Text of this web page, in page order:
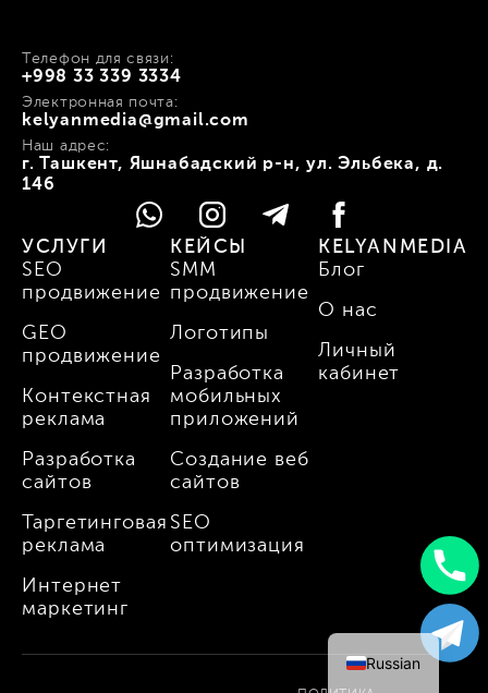
+998 33 339 3334
Телефон для связи:
kelyanmedia@gmail.com
Электронная почта:
г. Ташкент, Яшнабадский р-н, ул. Эльбека, д.
146
Наш адрес:
УСЛУГИ
SEO
продвижение
GEO
продвижение
Контекстная
реклама
Разработка
сайтов
Таргетинговая
реклама
Интернет
маркетинг
КЕЙСЫ
SMM
продвижение
Логотипы
Разработка
мобильных
приложений
Создание веб
сайтов
SEO
оптимизация
KELYANMEDIA
Блог
О нас
Личный
кабинет
Russian